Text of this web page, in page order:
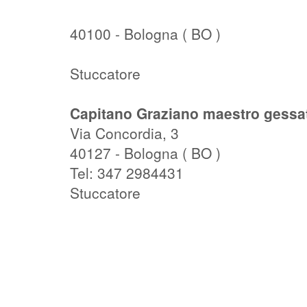
40100 - Bologna ( BO )
Stuccatore
Capitano Graziano maestro
Via Concordia, 3
40127 - Bologna ( BO )
Tel: 347 2984431
Stuccatore